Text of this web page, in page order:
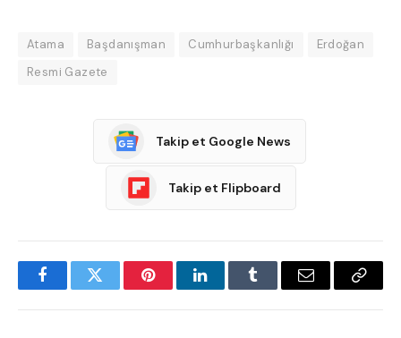
Atama Başdanışman Cumhurbaşkanlığı
Erdoğan
Resmi Gazete
Takip et Google News
Takip et Flipboard
FacebookTwitter PinterestLinkedInTumblr Email
Copy